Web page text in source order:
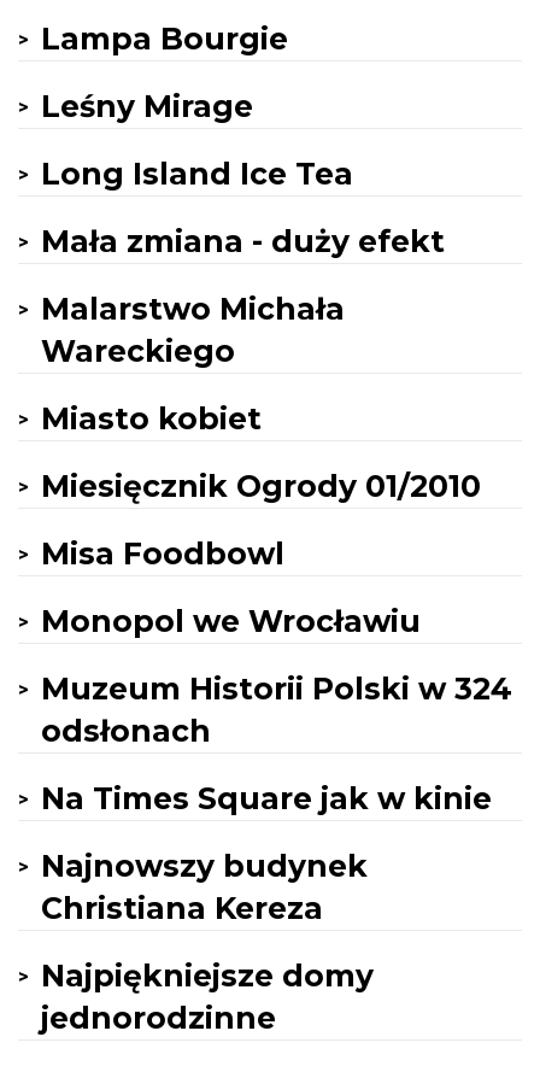
Lampa Bourgie
Leśny Mirage
Long Island Ice Tea
Mała zmiana - duży efekt
Malarstwo Michała
Wareckiego
Miasto kobiet
Miesięcznik Ogrody 01/2010
Misa Foodbowl
Monopol we Wrocławiu
Muzeum Historii Polski w 324
odsłonach
Na Times Square jak w kinie
Najnowszy budynek
Christiana Kereza
Najpiękniejsze domy
jednorodzinne